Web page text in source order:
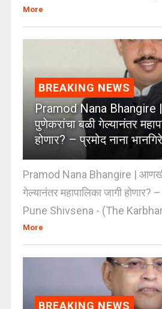
More
BREAKING NEWS
Pramod Nana Bhangire
पुणेकरांचा बळी गेल्यानंतर
होणार? – प्रमोद नाना भानगिरे
Pramod Nana Bhangire | आणखी
गेल्यानंतर महापालिका जागी होणार?
Pune Shivsena - (The
More
BREAKING NEWS